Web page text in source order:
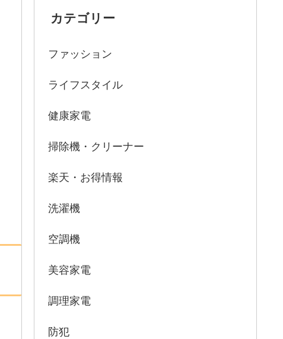
カテゴリー
ファッション
ライフスタイル
健康家電
掃除機・クリーナー
楽天・お得情報
洗濯機
空調機
美容家電
調理家電
防犯